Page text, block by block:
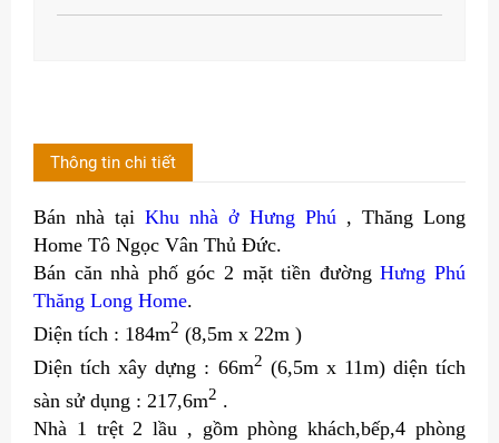
Thông tin chi tiết
Bán nhà tại Khu nhà ở Hưng Phú , Thăng Long
Home Tô Ngọc Vân Thủ Đức.
Bán căn nhà phố góc 2 mặt tiền đườngHưng Phú
Thăng Long Home.
Diện tích : 184m2 (8,5m x 22m )
Diện tích xây dựng : 66m2 (6,5m x 11m) diện tích
sàn sử dụng : 217,6m2 .
Nhà 1 trệt 2 lầu , gồm phòng khách,bếp,4 phòng